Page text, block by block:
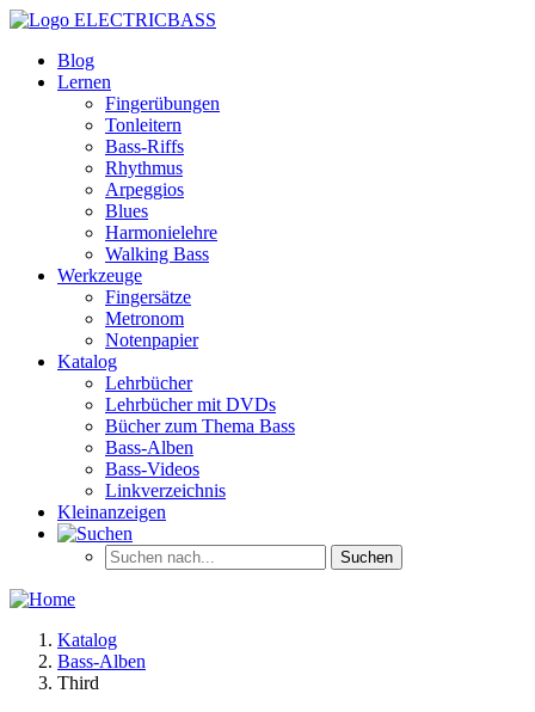
ELECTRICBASS
Blog
Lernen
Fingerübungen
Tonleitern
Bass-Riffs
Rhythmus
Arpeggios
Blues
Harmonielehre
Walking Bass
Werkzeuge
Fingersätze
Metronom
Notenpapier
Katalog
Lehrbücher
Lehrbücher mit DVDs
Bücher zum Thema Bass
Bass-Alben
Bass-Videos
Linkverzeichnis
Kleinanzeigen
Katalog
Bass-Alben
Third